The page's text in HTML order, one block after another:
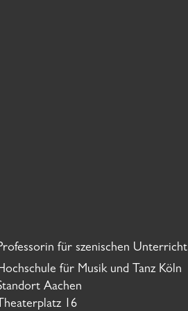
für szenischen Unterricht
für Musik und Tanz Köln
Aachen
Theaterplatz 16